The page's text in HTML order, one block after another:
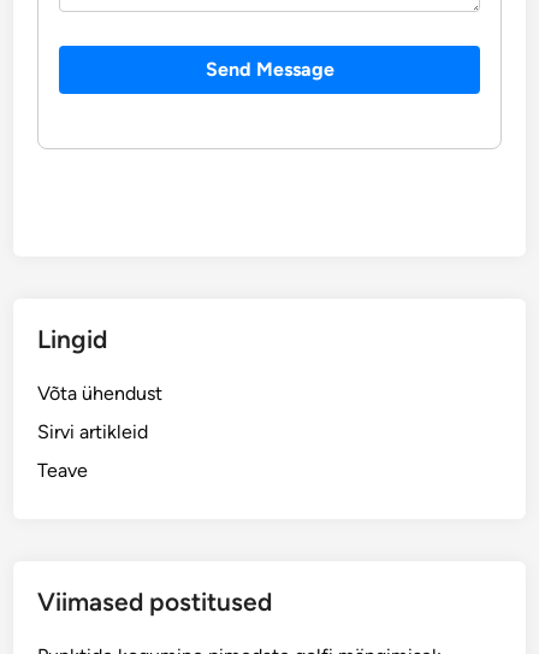
Send Message
Lingid
Võta ühendust
Sirvi artikleid
Teave
Viimased postitused